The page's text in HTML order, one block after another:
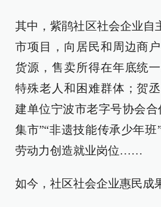
其中，紫鹃社区社会企业自
市项目，向居民和周边商
货源，售卖所得在年底统
特殊老人和困难群体；贺
建单位宁波市老字号协会合
集市”“非遗技能传承少年
劳动力创造就业岗位……
如今，社区社会企业惠民成